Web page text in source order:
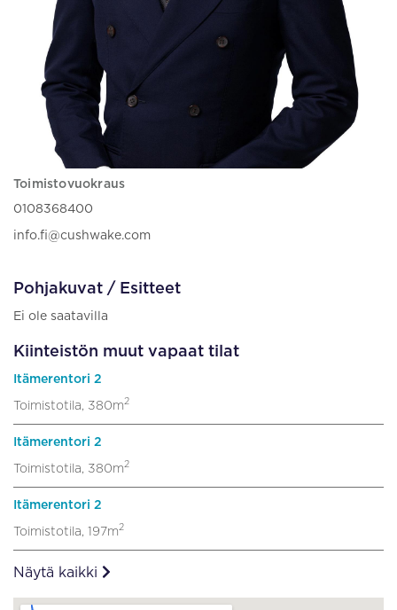
Toimistovuokraus
0108368400
info.fi@cushwake.com
Pohjakuvat / Esitteet
Ei ole saatavilla
Kiinteistön muut vapaat tilat
Itämerentori 2
Toimistotila, 380m2
Itämerentori 2
Toimistotila, 380m2
Itämerentori 2
Toimistotila, 197m2
Näytä kaikki